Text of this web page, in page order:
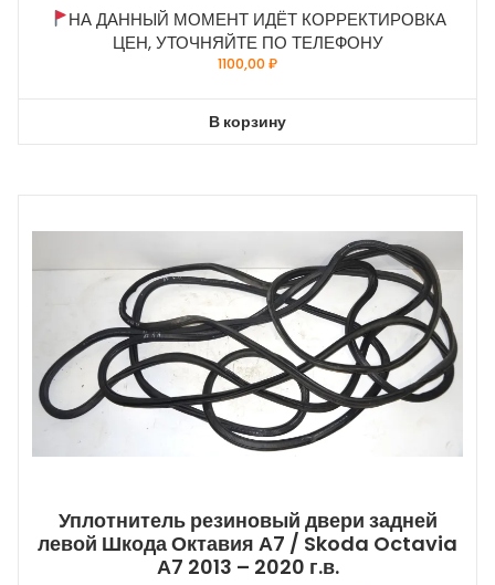
НА ДАННЫЙ МОМЕНТ ИДЁТ КОРРЕКТИРОВКА
ЦЕН, УТОЧНЯЙТЕ ПО ТЕЛЕФОНУ
1100,00₽
В корзину
Уплотнитель резиновый двери задней
левой Шкода Октавия А7 / Skoda Octavia
А7 2013 – 2020 г.в.